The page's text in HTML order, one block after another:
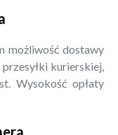
możliwość dostawy
kurierskiej,
Wysokość opłaty